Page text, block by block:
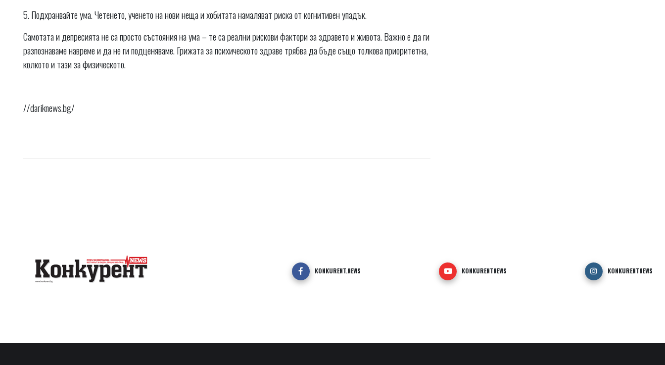
5. Подхранвайте ума. Четенето, ученето на нови неща и хобитата намаляват риска от когнитивен упадък.
Самотата и депресията не са просто състояния на ума – те са реални рискови фактори за здравето и живота. Важно е да ги
разпознаваме навреме и да не ги подценяваме. Грижата за психическото здраве трябва да бъде също толкова приоритетна,
колкото и тази за физическото.
//dariknews.bg/
KONKURENT.NEWS KONKURENTNEWS KONKURENTNEWS